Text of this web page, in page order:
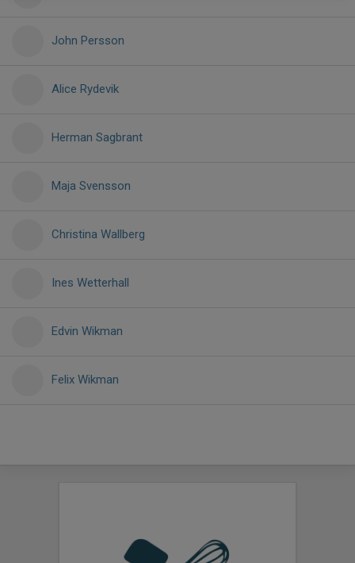
John Persson
Alice Rydevik
Herman Sagbrant
Maja Svensson
Christina Wallberg
Ines Wetterhall
Edvin Wikman
Felix Wikman